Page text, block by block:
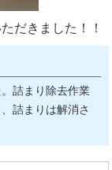
だきました！！
詰まり除去作業
詰まりは解消さ